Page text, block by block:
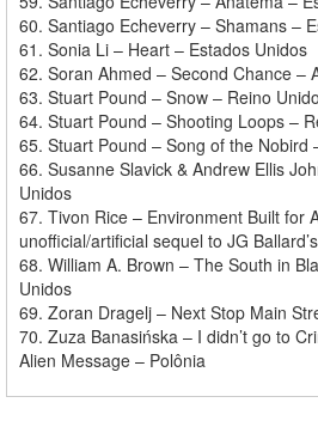
60. Santiago Echeverry – Shamans –
61. Sonia Li – Heart – Estados Unidos
62. Soran Ahmed – Second Chance –
63. Stuart Pound – Snow – Reino Unido
64. Stuart Pound – Shooting Loops –
65. Stuart Pound – Song of the Nobird
66. Susanne Slavick & Andrew Ellis
Unidos
67. Tivon Rice – Environment Built for
unofficial/artificial sequel to JG
68. William A. Brown – The South in
Unidos
69. Zoran Dragelj – Next Stop Main
70. Zuza Banasińska – I didn’t go to
Alien Message – Polônia